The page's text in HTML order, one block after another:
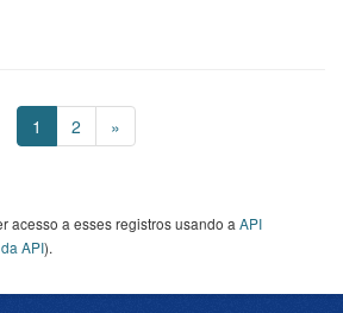
1 2 »
acesso a esses registros usando a API
API).